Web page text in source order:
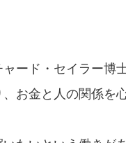
ード・セイラー博士
お金と人の関係を